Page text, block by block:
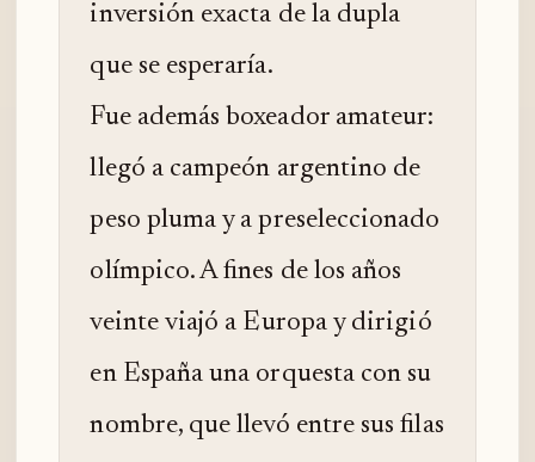
inversión exacta de la dupla
que se esperaría.
Fue además boxeador amateur:
llegó a campeón argentino de
peso pluma y a preseleccionado
olímpico. A fines de los años
veinte viajó a Europa y dirigió
en España una orquesta con su
nombre, que llevó entre sus filas